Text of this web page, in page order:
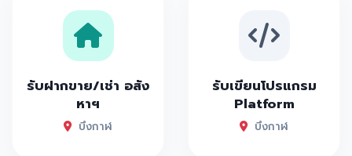
รับฝากขาย/เช่า อสัง
หาฯ
บึงกาฬ
รับเขียนโปรแกรม
Platform
บึงกาฬ